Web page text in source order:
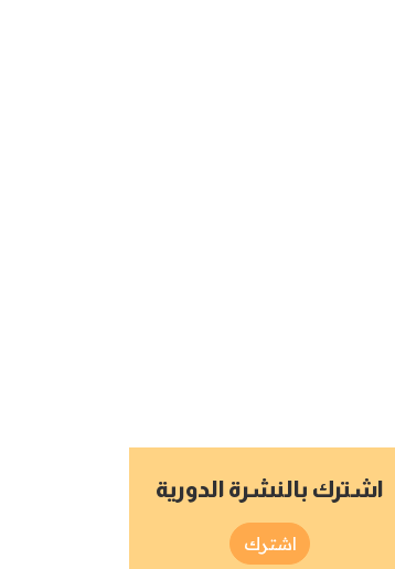
اشترك بالنشرة الدورية
اشترك